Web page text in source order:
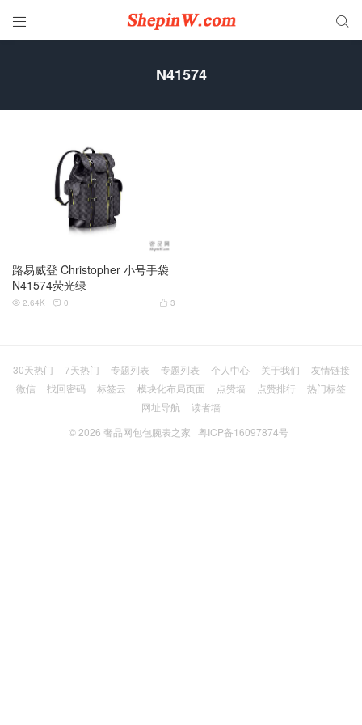
 
N41574
路易威登 Christopher 小号手袋
N41574荧光绿
 3
 2.64K  0
30天热门 7天热门 专题列表 专题列表 个人中心 关于我们
友情链接
微信
找回密码 标签云 模块化布局页面 点赞墙 点赞排行
热门标签
网址导航
读者墙
© 2026 奢品网包包腕表之家 粤ICP备16097874号